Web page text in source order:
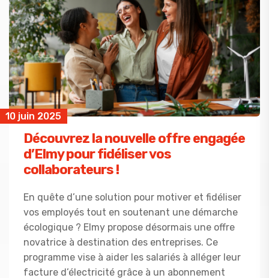
10 juin 2025
Découvrez la nouvelle offre engagée
d’Elmy pour fidéliser vos
collaborateurs !
En quête d’une solution pour motiver et fidéliser
vos employés tout en soutenant une démarche
écologique ? Elmy propose désormais une offre
novatrice à destination des entreprises. Ce
programme vise à aider les salariés à alléger leur
facture d’électricité grâce à un abonnement